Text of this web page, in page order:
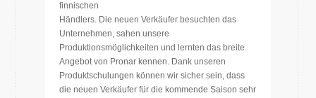
finnischen
Händlers. Die neuen Verkäufer besuchten das
Unternehmen, sahen unsere
Produktionsmöglichkeiten und lernten das breite
Angebot von Pronar kennen. Dank unseren
Produktschulungen können wir sicher sein, dass
die neuen Verkäufer für die kommende Saison sehr